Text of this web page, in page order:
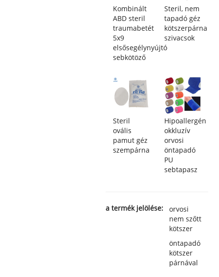
Kombinált
ABD steril
traumabetét
5x9
elsősegélynyújtó
sebkötöző
Steril, nem
tapadó géz
kötszerpárna
szivacsok
Steril
ovális
pamut géz
szempárna
Hipoallergén
okkluzív
orvosi
öntapadó
PU
sebtapasz
a termék jelölése:
orvosi
nem szőtt
kötszer
öntapadó
kötszer
párnával